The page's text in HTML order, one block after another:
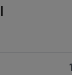
in stil San
fara vecini,